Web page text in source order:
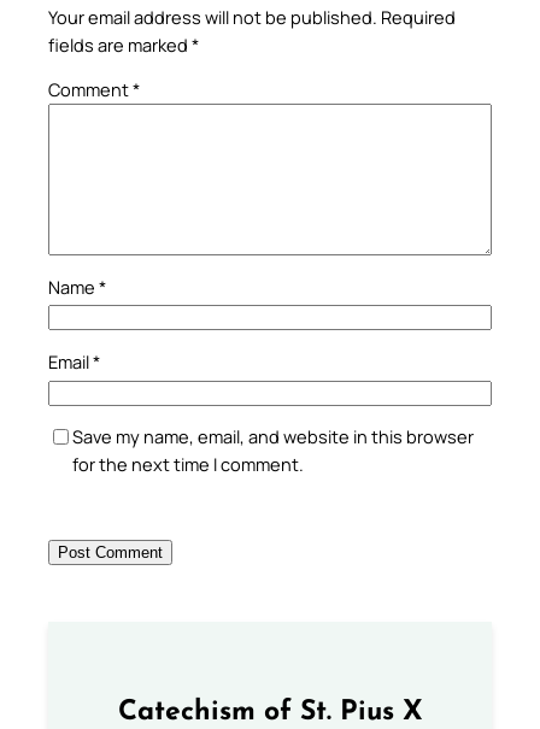
Your email address will not be published. Required
fields are marked *
Comment*
Name *
Email*
Save my name, email, and website in this browser
for the next time I comment.
Catechism of St. Pius X